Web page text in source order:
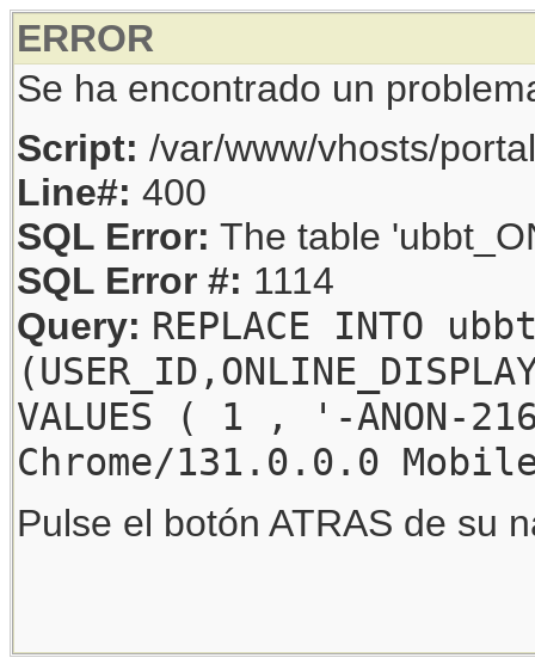
ERROR
Se ha encontrado un
Script: /var/www/vhosts/
Line#: 400
SQL Error: The table
SQL Error #: 1114
Query: REPLACE INTO
VALUES ( 1 , '-
Chrome/131.0.0.0
Pulse el botón ATRAS de su